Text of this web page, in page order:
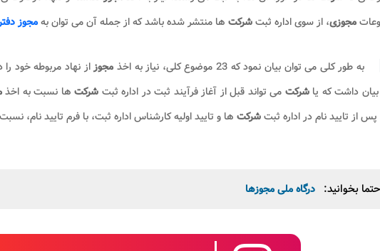
مجوزی، از سوی اداره ثبتشرکت ها منتشر شده باشد که از جمله آن می توان بهمجوز
به طور کلی می توان بیان نمود که 23 موضوع کلی، نیاز به اخذ مجوزاز نهاد مربوطه خود
بیان داشت که یاشرکت می تواند قبل از آغاز فرآیند ثبت در اداره ثبت شرکت ها نسبت به اخذ
پس از تایید نام در اداره ثبتشرکت ها و تایید اولیه کارشناس اداره ثبت، با فرم تایید نام،
حتما بخوانید: درگاه ملی مجوزها